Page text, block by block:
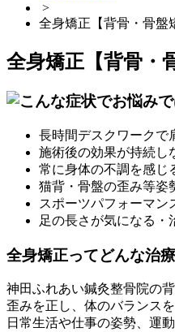
>
全身矯正【背骨・骨盤
全身矯正【背骨・
長時間デスクワークで
施術後の効果が持続し
常に身体の不調を感じ
猫背・骨盤の歪み等姿
スポーツパフォーマン
足の長さが気になる・
全身矯正ってどんな治
神田ふれあい鍼灸整骨院の
歪みを正し、体のバランス
日常生活や仕事の姿勢、運